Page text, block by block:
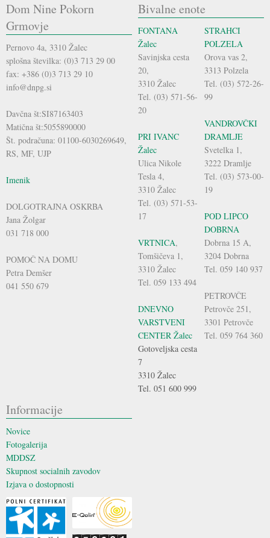
Dom Nine Pokorn
Grmovje
Pernovo 4a, 3310 Žalec
splošna številka: (0)3 713 29 00
fax: +386 (0)3 713 29 10
info@dnpg.si
Davčna št:SI87163403
Matična št:5055890000
Št. podračuna: 01100-6030269649,
RS, MF, UJP
Imenik
DOLGOTRAJNA OSKRBA
Jana Žolgar
031 718 000
POMOČ NA DOMU
Petra Demšer
041 550 679
Bivalne enote
FONTANA
Žalec
Savinjska cesta
20,
3310 Žalec
Tel. (03) 571-56-
20
PRI IVANC
Žalec
Ulica Nikole
Tesla 4,
3310 Žalec
Tel. (03) 571-53-
17
VRTNICA,
Tomšičeva 1,
3310 Žalec
Tel. 059 133 494
DNEVNO
VARSTVENI
CENTER Žalec
Gotoveljska cesta
7
3310 Žalec
Tel. 051 600 999
STRAHCI
POLZELA
Orova vas 2,
3313 Polzela
Tel. (03) 572-26-
99
VANDROVČKI
DRAMLJE
Svetelka 1,
3222 Dramlje
Tel. (03) 573-00-
19
POD LIPCO
DOBRNA
Dobrna 15 A,
3204 Dobrna
Tel. 059 140 937
PETROVČE
Petrovče 251,
3301 Petrovče
Tel. 059 764 360
Informacije
Novice
Fotogalerija
MDDSZ
Skupnost socialnih zavodov
Izjava o dostopnosti